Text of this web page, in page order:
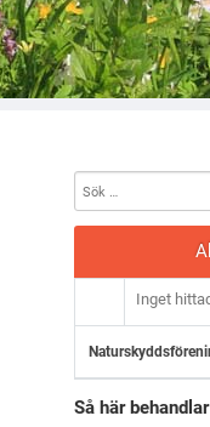
Inget
Så här